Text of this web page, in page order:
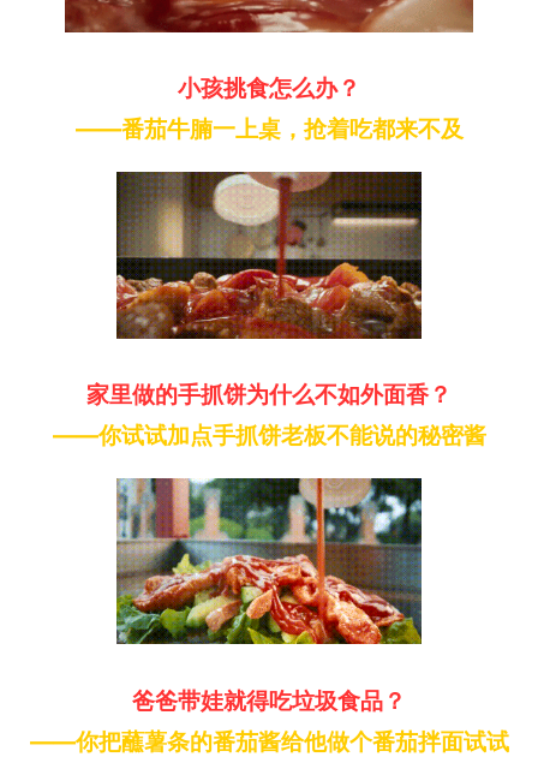
小孩挑食怎么办？
——番茄牛腩一上桌，抢着吃都来不及
家里做的手抓饼为什么不如外面香？
——你试试加点手抓饼老板不能说的秘密酱
爸爸带娃就得吃垃圾食品？
——你把蘸薯条的番茄酱给他做个番茄拌面试试